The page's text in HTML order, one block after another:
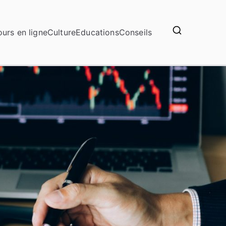
en ligneCultureEducationsConseils